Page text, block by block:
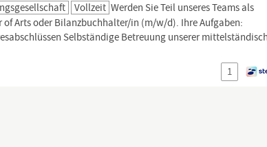
Vollzeit Werden Sie Teil unseres Teams als
Arts oder Bilanzbuchhalter/in (m/w/d). Ihre Aufgaben:
Selbständige Betreuung unserer
1